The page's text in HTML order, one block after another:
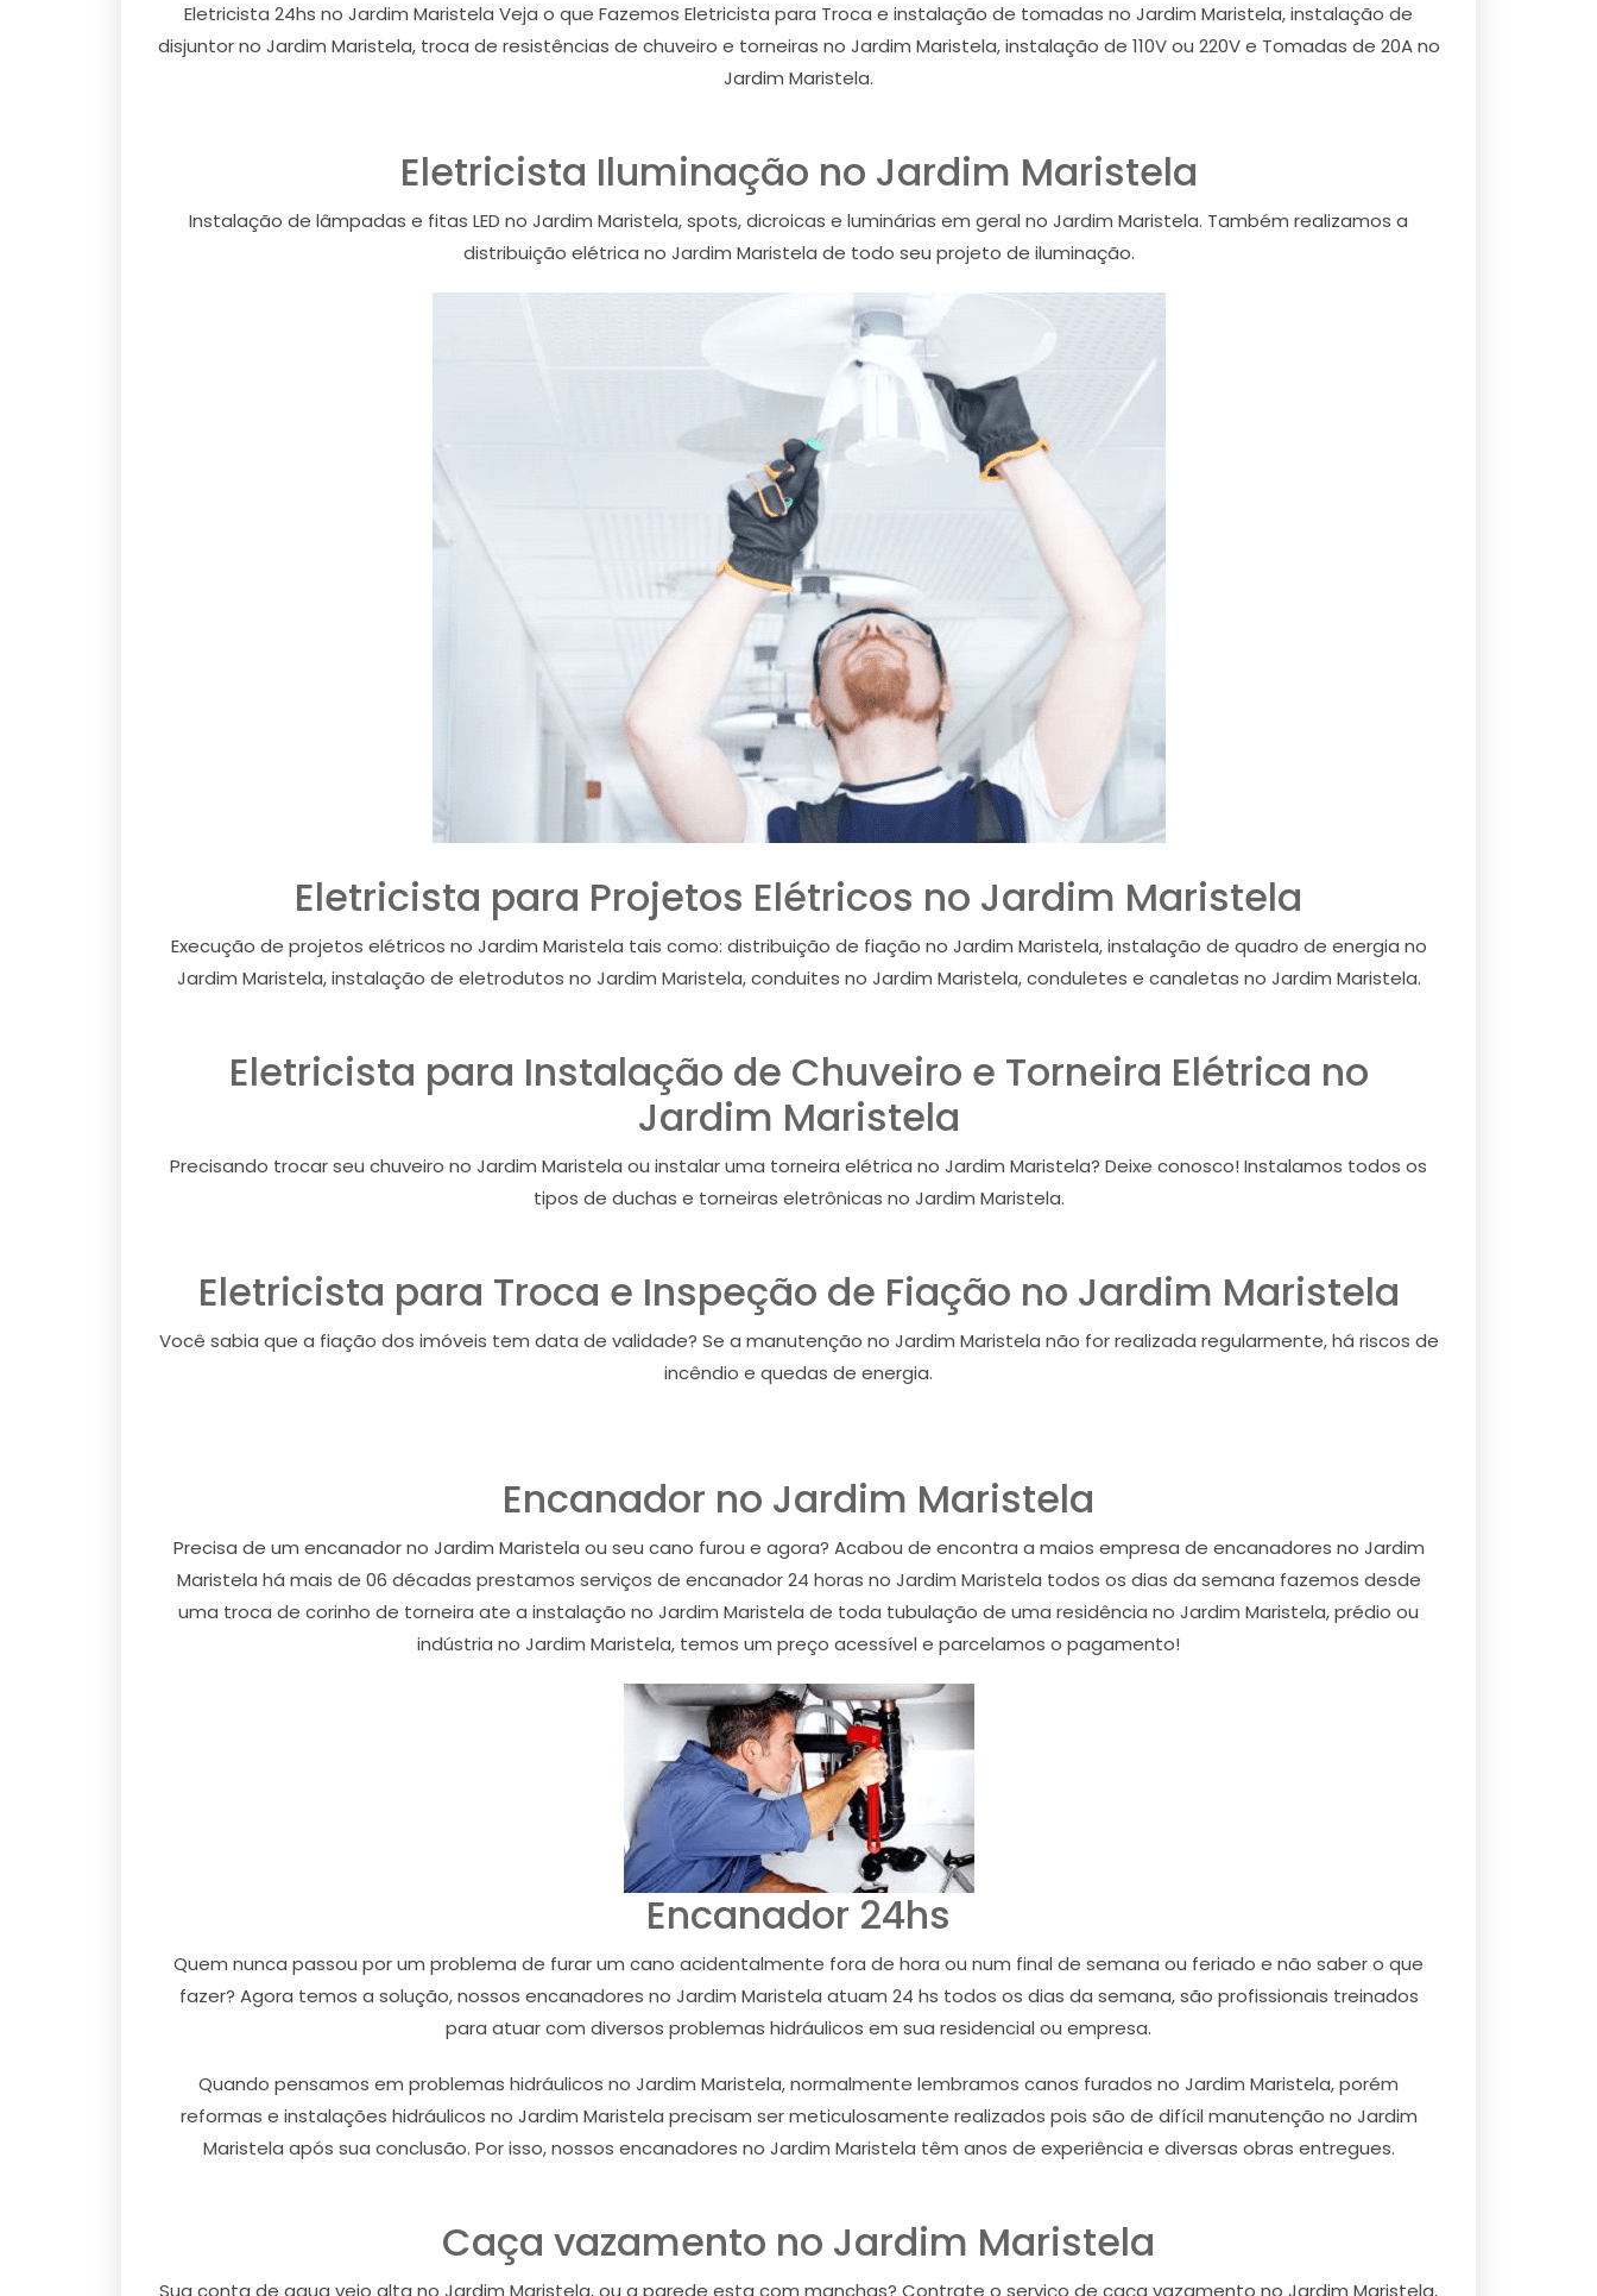
Eletricista 24hs no Jardim Maristela Veja o que Fazemos Eletricista para Troca e instalação de tomadas no Jardim Maristela, instalação de
disjuntor no Jardim Maristela, troca de resistências de chuveiro e torneiras no Jardim Maristela, instalação de 110V ou 220V e Tomadas de 20A no
Jardim Maristela.
Eletricista Iluminação no Jardim Maristela
Instalação de lâmpadas e fitas LED no Jardim Maristela, spots, dicroicas e luminárias em geral no Jardim Maristela. Também realizamos a
distribuição elétrica no Jardim Maristela de todo seu projeto de iluminação.
Eletricista para Projetos Elétricos no Jardim Maristela
Execução de projetos elétricos no Jardim Maristela tais como: distribuição de fiação no Jardim Maristela, instalação de quadro de energia no
Jardim Maristela, instalação de eletrodutos no Jardim Maristela, conduites no Jardim Maristela, conduletes e canaletas no Jardim Maristela.
Eletricista para Instalação de Chuveiro e Torneira Elétrica no
Jardim Maristela
Precisando trocar seu chuveiro no Jardim Maristela ou instalar uma torneira elétrica no Jardim Maristela? Deixe conosco! Instalamos todos os
tipos de duchas e torneiras eletrônicas no Jardim Maristela.
Eletricista para Troca e Inspeção de Fiação no Jardim Maristela
Você sabia que a fiação dos imóveis tem data de validade? Se a manutenção no Jardim Maristela não for realizada regularmente, há riscos de
incêndio e quedas de energia.
Encanador no Jardim Maristela
Precisa de um encanador no Jardim Maristela ou seu cano furou e agora? Acabou de encontra a maios empresa de encanadores no Jardim
Maristela há mais de 06 décadas prestamos serviços de encanador 24 horas no Jardim Maristela todos os dias da semana fazemos desde
uma troca de corinho de torneira ate a instalação no Jardim Maristela de toda tubulação de uma residência no Jardim Maristela, prédio ou
indústria no Jardim Maristela, temos um preço acessível e parcelamos o pagamento!
Encanador 24hs
Quem nunca passou por um problema de furar um cano acidentalmente fora de hora ou num final de semana ou feriado e não saber o que
fazer? Agora temos a solução, nossos encanadores no Jardim Maristela atuam 24 hs todos os dias da semana, são profissionais treinados
para atuar com diversos problemas hidráulicos em sua residencial ou empresa.
Quando pensamos em problemas hidráulicos no Jardim Maristela, normalmente lembramos canos furados no Jardim Maristela, porém
reformas e instalações hidráulicos no Jardim Maristela precisam ser meticulosamente realizados pois são de difícil manutenção no Jardim
Maristela após sua conclusão. Por isso, nossos encanadores no Jardim Maristela têm anos de experiência e diversas obras entregues.
Caça vazamento no Jardim Maristela
Sua conta de agua veio alta no Jardim Maristela, ou a parede esta com manchas? Contrate o serviço de caça vazamento no Jardim Maristela,